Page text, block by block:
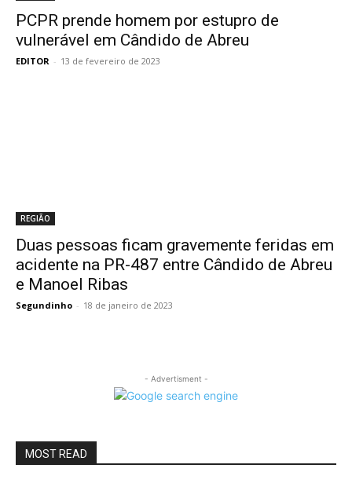
PCPR prende homem por estupro de
vulnerável em Cândido de Abreu
EDITOR - 13 de fevereiro de 2023
REGIÃO
Duas pessoas ficam gravemente feridas em
acidente na PR-487 entre Cândido de Abreu
e Manoel Ribas
Segundinho - 18 de janeiro de 2023
- Advertisment -
MOST READ